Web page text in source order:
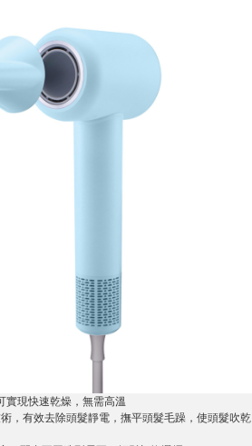
實現快速乾燥，無需高溫
，有效去除頭髮靜電，撫平頭髮毛躁，使頭髮吹乾